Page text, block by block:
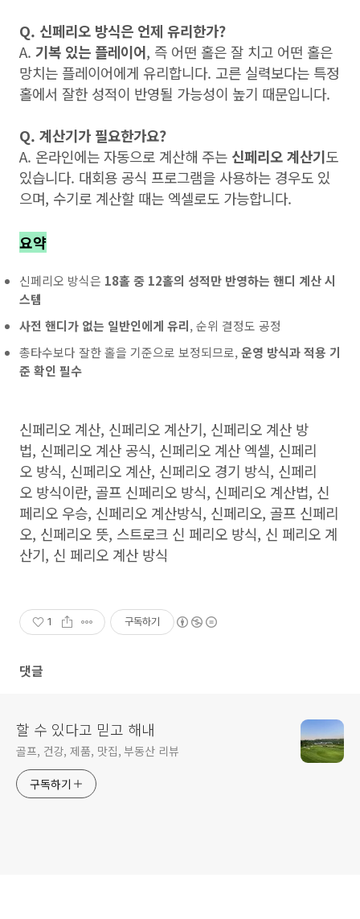
Q. 신페리오 방식은 언제 유리한가?
A. 기복 있는 플레이어, 즉 어떤 홀은 잘 치고 어떤 홀은
망치는 플레이어에게 유리합니다. 고른 실력보다는 특정
홀에서 잘한 성적이 반영될 가능성이 높기 때문입니다.
Q. 계산기가 필요한가요?
A. 온라인에는 자동으로 계산해 주는 신페리오 계산기도
있습니다. 대회용 공식 프로그램을 사용하는 경우도 있
으며, 수기로 계산할 때는 엑셀로도 가능합니다.
요약
신페리오 방식은 18홀 중 12홀의 성적만 반영하는 핸디 계산 시
스템
사전 핸디가 없는 일반인에게 유리, 순위 결정도 공정
총타수보다 잘한 홀을 기준으로 보정되므로, 운영 방식과 적용 기
준 확인 필수
신페리오 계산, 신페리오 계산기, 신페리오 계산 방
법, 신페리오 계산 공식, 신페리오 계산 엑셀, 신페리
오 방식, 신페리오 계산, 신페리오 경기 방식, 신페리
오 방식이란, 골프 신페리오 방식, 신페리오 계산법, 신
페리오 우승, 신페리오 계산방식, 신페리오, 골프 신페리
오, 신페리오 뜻, 스트로크 신 페리오 방식, 신 페리오 계
산기, 신 페리오 계산 방식
1 구독하기
댓글
할 수 있다고 믿고 해내
골프, 건강, 제품, 맛집, 부동산 리뷰
구독하기